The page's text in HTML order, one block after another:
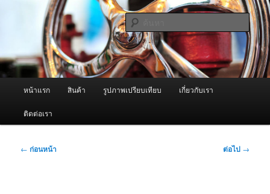
หลัก ผู้นำเข้าเครื่องพ่นหมอกควัน Best
Fogger / Fogger One และ อะไหล่
จำหน่ายเครื่องพ่นหมอกควัน คุณภาพดี บริการด้วยความจริงใจ
ค้นหา
หน้าแรก สินค้า รูปภาพเปรียบเทียบ เกี่ยวกับเรา
ติดต่อเรา
เมนู
← ก่อนหน้า ต่อไป →